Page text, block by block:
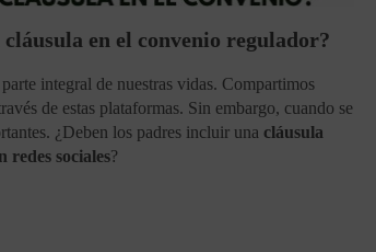
en el convenio regulador?
integral de nuestras vidas. Compartimos
de estas plataformas. Sin embargo, cuando se
¿Deben los padres incluir una cláusula
redes sociales?